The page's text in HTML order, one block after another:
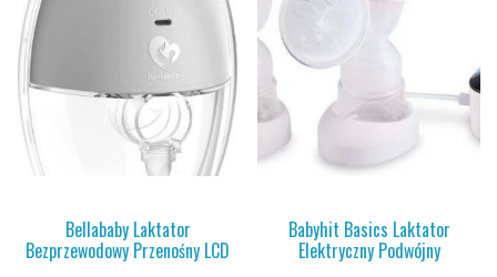
Bellababy Laktator
Bezprzewodowy Przenośny LCD
Babyhit Basics Laktator
Elektryczny Podwójny